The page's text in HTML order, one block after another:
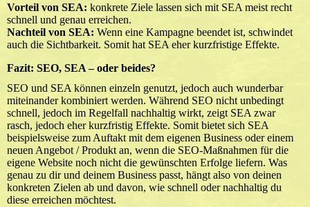
Vorteil von SEA: konkrete Ziele lassen sich mit SEA meist recht
schnell und genau erreichen.
Nachteil von SEA: Wenn eine Kampagne beendet ist, schwindet
auch die Sichtbarkeit. Somit hat SEA eher kurzfristige Effekte.
Fazit: SEO, SEA – oder beides?
SEO und SEA können einzeln genutzt, jedoch auch wunderbar
miteinander kombiniert werden. Während SEO nicht unbedingt
schnell, jedoch im Regelfall nachhaltig wirkt, zeigt SEA zwar
rasch, jedoch eher kurzfristig Effekte. Somit bietet sich SEA
beispielsweise zum Auftakt mit dem eigenen Business oder einem
neuen Angebot / Produkt an, wenn die SEO-Maßnahmen für die
eigene Website noch nicht die gewünschten Erfolge liefern. Was
genau zu dir und deinem Business passt, hängt also von deinen
konkreten Zielen ab und davon, wie schnell oder nachhaltig du
diese erreichen möchtest.